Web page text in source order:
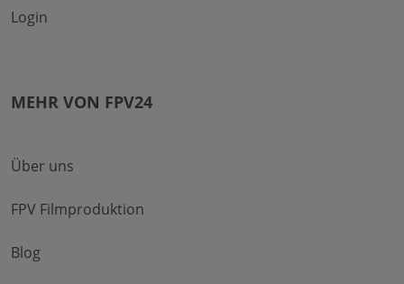
Login
MEHR VON FPV24
Über uns
FPV Filmproduktion
Blog